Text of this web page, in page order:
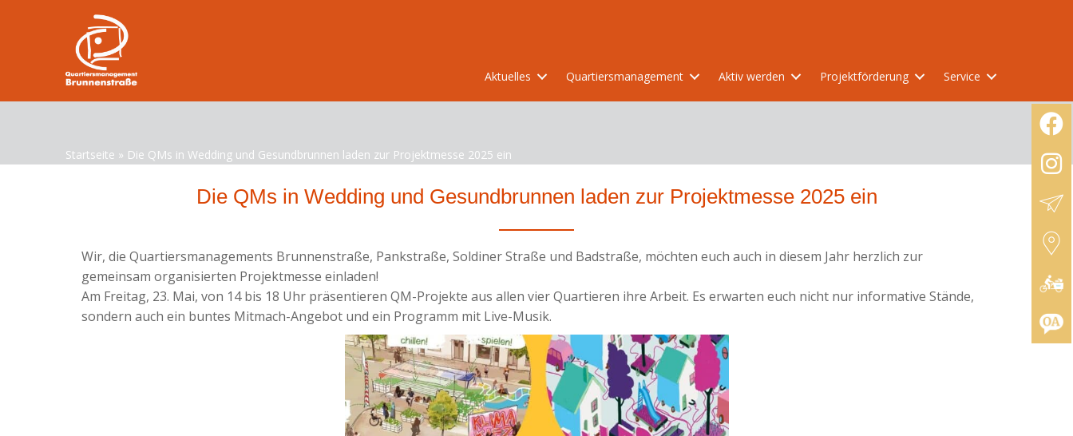
Aktuelles Quartiersmanagement Aktiv werden Projektförderung Service
Startseite » Die QMs in Wedding und Gesundbrunnen laden zur Projektmesse 2025 ein
Die QMs in Wedding und Gesundbrunnen laden zur Projektmesse 2025 ein
Wir, die Quartiersmanagements Brunnenstraße, Pankstraße, Soldiner Straße und Badstraße, möchten euch auch in diesem Jahr herzlich zur
gemeinsam organisierten Projektmesse einladen!
Am Freitag, 23. Mai, von 14 bis 18 Uhr präsentieren QM-Projekte aus allen vier Quartieren ihre Arbeit. Es erwarten euch nicht nur informative Stände,
sondern auch ein buntes Mitmach-Angebot und ein Programm mit Live-Musik.